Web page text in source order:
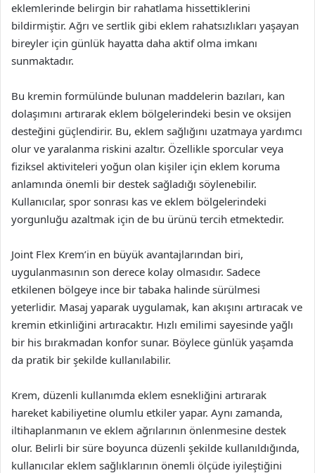
eklemlerinde belirgin bir rahatlama hissettiklerini
bildirmiştir. Ağrı ve sertlik gibi eklem rahatsızlıkları yaşayan
bireyler için günlük hayatta daha aktif olma imkanı
sunmaktadır.
Bu kremin formülünde bulunan maddelerin bazıları, kan
dolaşımını artırarak eklem bölgelerindeki besin ve oksijen
desteğini güçlendirir. Bu, eklem sağlığını uzatmaya yardımcı
olur ve yaralanma riskini azaltır. Özellikle sporcular veya
fiziksel aktiviteleri yoğun olan kişiler için eklem koruma
anlamında önemli bir destek sağladığı söylenebilir.
Kullanıcılar, spor sonrası kas ve eklem bölgelerindeki
yorgunluğu azaltmak için de bu ürünü tercih etmektedir.
Joint Flex Krem’in en büyük avantajlarından biri,
uygulanmasının son derece kolay olmasıdır. Sadece
etkilenen bölgeye ince bir tabaka halinde sürülmesi
yeterlidir. Masaj yaparak uygulamak, kan akışını artıracak ve
kremin etkinliğini artıracaktır. Hızlı emilimi sayesinde yağlı
bir his bırakmadan konfor sunar. Böylece günlük yaşamda
da pratik bir şekilde kullanılabilir.
Krem, düzenli kullanımda eklem esnekliğini artırarak
hareket kabiliyetine olumlu etkiler yapar. Aynı zamanda,
iltihaplanmanın ve eklem ağrılarının önlenmesine destek
olur. Belirli bir süre boyunca düzenli şekilde kullanıldığında,
kullanıcılar eklem sağlıklarının önemli ölçüde iyileştiğini